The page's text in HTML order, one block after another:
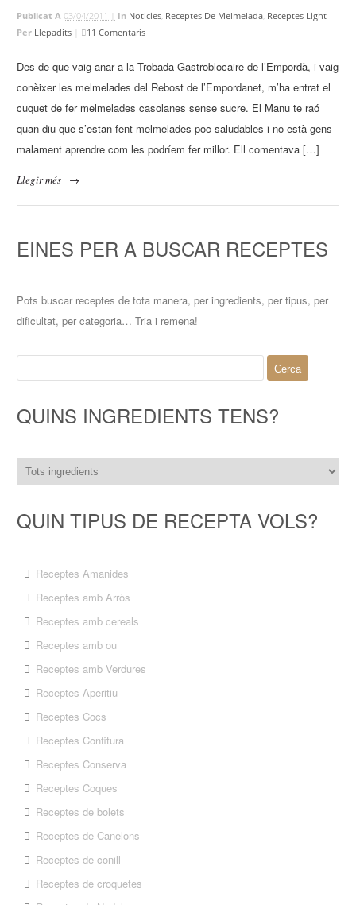
Publicat A03/04/2011 | In Noticies, Receptes De Melmelada, Receptes Light
Per Llepadits 11 Comentaris
Des de que vaig anar a la Trobada Gastroblocaire de l’Empordà, i vaig
conèixer les melmelades del Rebost de l’Empordanet, m’ha entrat el
cuquet de fer melmelades casolanes sense sucre. El Manu te raó
quan diu que s’estan fent melmelades poc saludables i no està gens
malament aprendre com les podríem fer millor. Ell comentava […]
Llegir més →
EINES PER A BUSCAR RECEPTES
Pots buscar receptes de tota manera, per ingredients, per tipus, per
dificultat, per categoria… Tria i remena!
QUINS INGREDIENTS TENS?
QUIN TIPUS DE RECEPTA VOLS?
Receptes Amanides
Receptes amb Arròs
Receptes amb cereals
Receptes amb ou
Receptes amb Verdures
Receptes Aperitiu
Receptes Cocs
Receptes Confitura
Receptes Conserva
Receptes Coques
Receptes de bolets
Receptes de Canelons
Receptes de conill
Receptes de croquetes